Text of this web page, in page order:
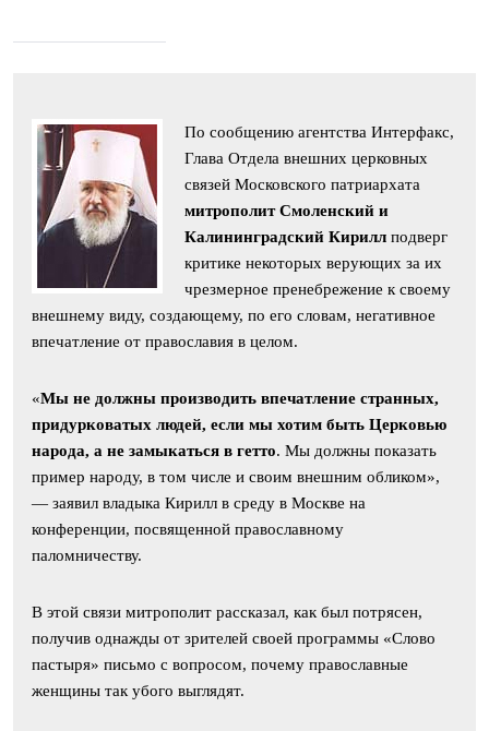
По сообщению агентства Интерфакс,
Глава Отдела внешних церковных
связей Московского патриархата
митрополит Смоленский и
Калининградский Кирилл подверг
критике некоторых верующих за их
чрезмерное пренебрежение к своему
внешнему виду, создающему, по его словам, негативное
впечатление от православия в целом.
«Мы не должны производить впечатление странных,
придурковатых людей, если мы хотим быть Церковью
народа, а не замыкаться в гетто. Мы должны показать
пример народу, в том числе и своим внешним обликом»,
— заявил владыка Кирилл в среду в Москве на
конференции, посвященной православному
паломничеству.
В этой связи митрополит рассказал, как был потрясен,
получив однажды от зрителей своей программы «Слово
пастыря» письмо с вопросом, почему православные
женщины так убого выглядят.